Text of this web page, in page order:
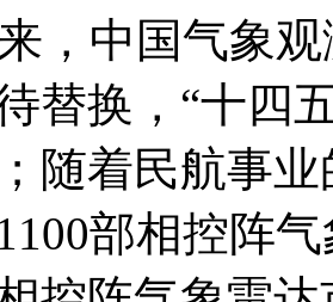
中国气象观
替换，“十四
随着民航事
部相控阵